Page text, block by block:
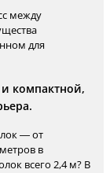
между
для
компактной,
— от
в
всего 2,4 м? В